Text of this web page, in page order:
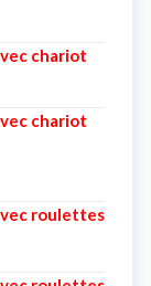
chariot
chariot
roulettes